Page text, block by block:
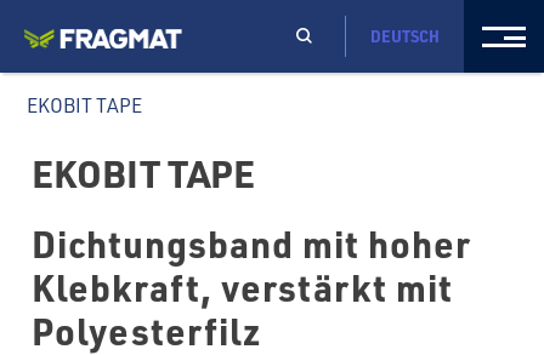
DEUTSCH
EKOBIT TAPE
EKOBIT TAPE
Dichtungsband mit hoher
Klebkraft, verstärkt mit
Polyesterfilz